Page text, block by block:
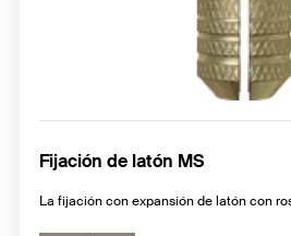
Fijación de latón MS
La fijación con expansión de latón con